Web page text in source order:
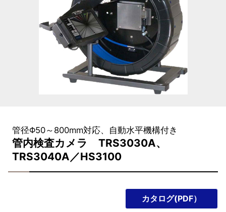
管径Φ50～800mm対応、自動水平機構付き
管内検査カメラ TRS3030A、
TRS3040A／HS3100
カタログ(PDF）